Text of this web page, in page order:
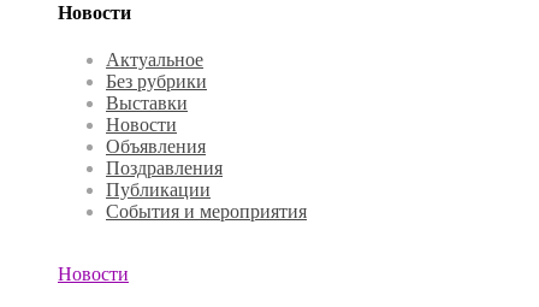
Новости
Актуальное
Без рубрики
Выставки
Новости
Объявления
Поздравления
Публикации
События и мероприятия
Новости